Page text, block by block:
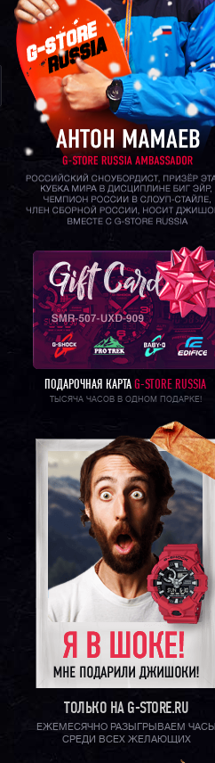
ПОДАРОЧНАЯ КАРТА G-STORE RUSSIA
ТЫСЯЧА ЧАСОВ В ОДНОМ ПОДАРКЕ!
ТОЛЬКО НА G-STORE.RU
ЕЖЕМЕСЯЧНО РАЗЫГРЫВАЕМ ЧАСЫ
СРЕДИ ВСЕХ ЖЕЛАЮЩИХ